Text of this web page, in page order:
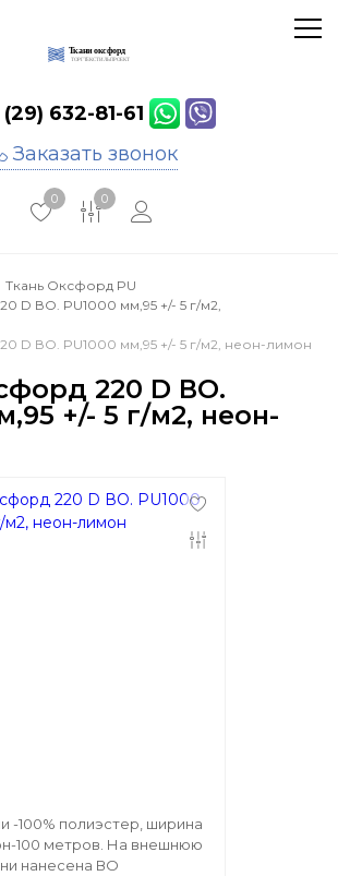
632-81-61
Заказать звонок
0 0
Каталог
Ткань Оксфорд PU
D ВО. PU1000 мм,95 +/- 5 г/м2,
D ВО. PU1000 мм,95 +/- 5 г/м2, неон-лимон
220 D ВО.
+/- 5 г/м2, неон-
-100% полиэстер, ширина
100 метров. На внешнюю
нанесена ВО